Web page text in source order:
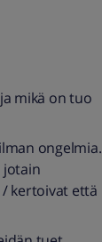
mikä on tuo
ongelmia.
jotain
kertoivat että